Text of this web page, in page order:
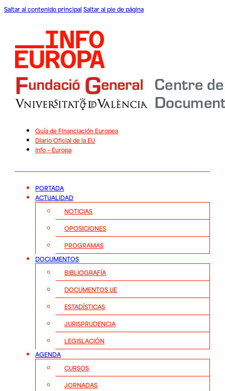
Saltar al contenido principal Saltar al pie de página
Guía de Financiación Europea
Diario Oficial de la EU
Info – Europa
PORTADA
ACTUALIDAD
NOTICIAS
OPOSICIONES
PROGRAMAS
DOCUMENTOS
BIBLIOGRAFÍA
DOCUMENTOS UE
ESTADÍSTICAS
JURISPRUDENCIA
LEGISLACIÓN
AGENDA
CURSOS
JORNADAS